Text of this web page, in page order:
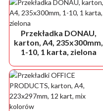
Przekładka DONAU,
karton, A4, 235x300mm,
1-10, 1 karta, zielona